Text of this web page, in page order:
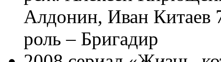
Алдонин, Иван Китаев
роль – Бригадир